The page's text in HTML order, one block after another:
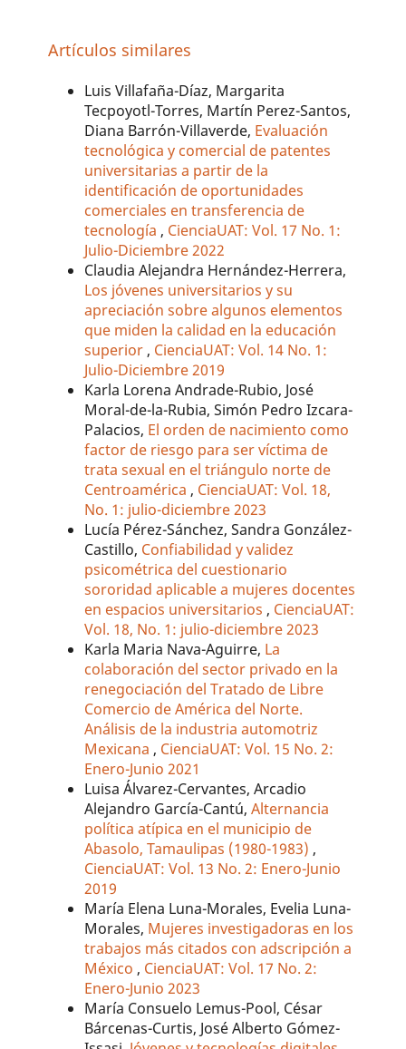
Artículos similares
Luis Villafaña-Díaz, Margarita
Tecpoyotl-Torres, Martín Perez-Santos,
Diana Barrón-Villaverde, Evaluación
tecnológica y comercial de patentes
universitarias a partir de la
identificación de oportunidades
comerciales en transferencia de
tecnología , CienciaUAT: Vol. 17 No. 1:
Julio-Diciembre 2022
Claudia Alejandra Hernández-Herrera,
Los jóvenes universitarios y su
apreciación sobre algunos elementos
que miden la calidad en la educación
superior , CienciaUAT: Vol. 14 No. 1:
Julio-Diciembre 2019
Karla Lorena Andrade-Rubio, José
Moral-de-la-Rubia, Simón Pedro Izcara-
Palacios, El orden de nacimiento como
factor de riesgo para ser víctima de
trata sexual en el triángulo norte de
Centroamérica , CienciaUAT: Vol. 18,
No. 1: julio-diciembre 2023
Lucía Pérez-Sánchez, Sandra González-
Castillo, Confiabilidad y validez
psicométrica del cuestionario
sororidad aplicable a mujeres docentes
en espacios universitarios , CienciaUAT:
Vol. 18, No. 1: julio-diciembre 2023
Karla Maria Nava-Aguirre, La
colaboración del sector privado en la
renegociación del Tratado de Libre
Comercio de América del Norte.
Análisis de la industria automotriz
Mexicana , CienciaUAT: Vol. 15 No. 2:
Enero-Junio 2021
Luisa Álvarez-Cervantes, Arcadio
Alejandro García-Cantú,Alternancia
política atípica en el municipio de
Abasolo, Tamaulipas (1980-1983) ,
CienciaUAT: Vol. 13 No. 2: Enero-Junio
2019
María Elena Luna-Morales, Evelia Luna-
Morales, Mujeres investigadoras en los
trabajos más citados con adscripción a
México , CienciaUAT: Vol. 17 No. 2:
Enero-Junio 2023
María Consuelo Lemus-Pool, César
Bárcenas-Curtis, José Alberto Gómez-